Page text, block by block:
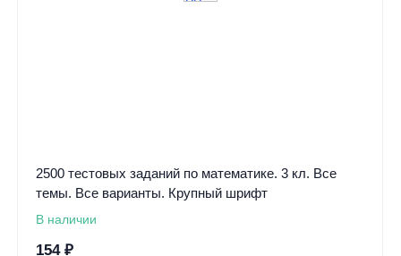
2500 тестовых заданий по математике. 3 кл. Все
темы. Все варианты. Крупный шрифт
В наличии
154 ₽